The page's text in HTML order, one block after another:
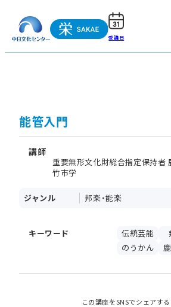
受講日
能管入門
講師
重要無形文化財総合指定保持者
竹市学
ジャンル 邦楽・能楽
キーワード 伝統芸能
のうかん
この講座をSNSでシェアする